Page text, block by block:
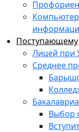
Поступающему
Лицей при
Среднее
Выбор